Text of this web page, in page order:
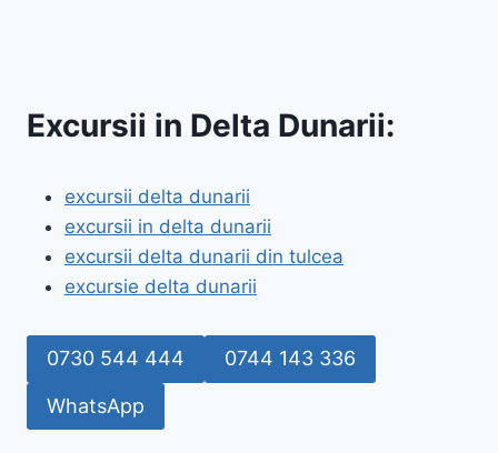
Excursii in Delta Dunarii:
excursii delta dunarii
excursii in delta dunarii
excursii delta dunarii din tulcea
excursie delta dunarii
0730 544 444 0744 143 336
WhatsApp